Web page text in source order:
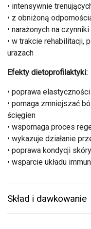
• intensywnie
• z obniżoną
• narażonych na
• w trakcie rehabilitacji,
urazach
Efekty dietoprofilaktyki:
• poprawa
• pomaga zmniejszać
ścięgien
• wspomaga proces
• wykazuje działanie
• poprawa kondycji
• wsparcie układu
Skład i dawkowanie